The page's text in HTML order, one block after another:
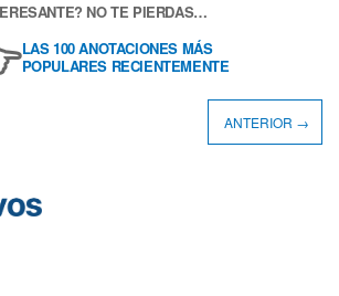
NO TE PIERDAS…
LAS 100 ANOTACIONES MÁS
POPULARES RECIENTEMENTE
ANTERIOR →